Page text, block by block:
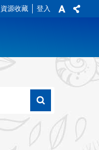
資源收藏 登入